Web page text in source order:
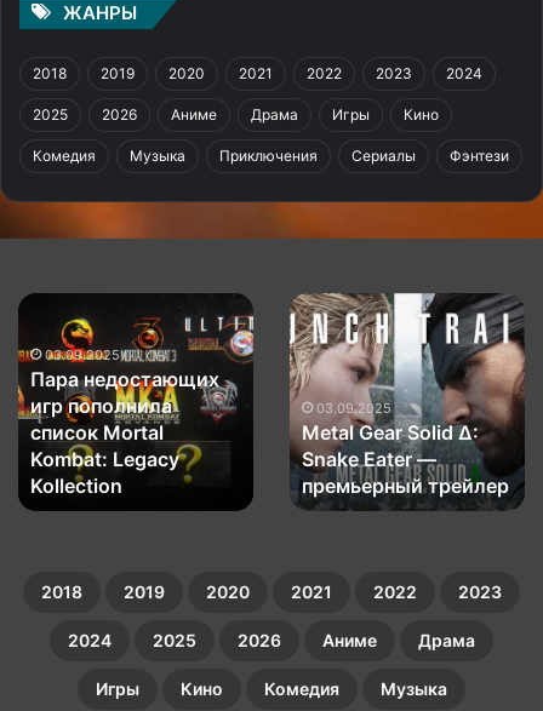
ЖАНРЫ
2018 2019 2020 2021 2022 2023 2024
2025 2026 Аниме Драма Игры Кино
Комедия Музыка Приключения Сериалы Фэнтези
Пара
недостающих
игр
пополнила
список
Mortal
Kombat:
Legacy
Kollection
03.09.2025
Пара недостающих
игр пополнила
список Mortal
Kombat: Legacy
Kollection
Metal
Gear
Solid
Δ:
Snake
Eater
—
премьерный
трейлер
03.09.2025
Metal Gear Solid Δ:
Snake Eater —
премьерный трейлер
2018 2019 2020 2021 2022 2023
2024 2025 2026 Аниме Драма
Игры Кино Комедия Музыка